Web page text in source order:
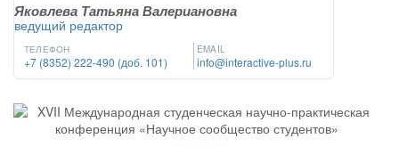
Яковлева Татьяна Валериановна
ведущий редактор
ТЕЛЕФОН
+7 (8352) 222-490 (доб. 101)
EMAIL
info@interactive-plus.ru